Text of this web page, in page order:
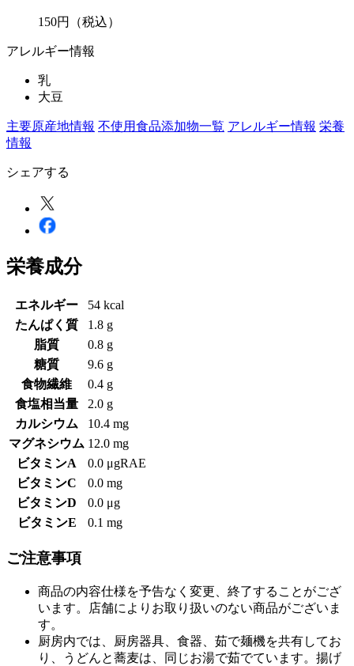
150円 （税込）
アレルギー情報
乳
大豆
主要原産地情報 不使用食品添加物一覧 アレルギー情報 栄養
情報
シェアする
栄養成分
エネルギー
54 kcal
たんぱく質
1.8 g
脂質
0.8 g
糖質
9.6 g
食物繊維
0.4 g
食塩相当量
2.0 g
カルシウム
10.4 mg
マグネシウム 12.0 mg
ビタミンA
0.0 μgRAE
ビタミンC
0.0 mg
ビタミンD
0.0 μg
ビタミンE
0.1 mg
ご注意事項
商品の内容仕様を予告なく変更、終了することがござ
います。店舗によりお取り扱いのない商品がございま
す。
厨房内では、厨房器具、食器、茹で麺機を共有してお
り、うどんと蕎麦は、同じお湯で茹でています。揚げ